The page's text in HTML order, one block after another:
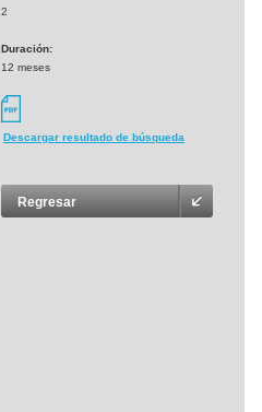
2
Duración:
12 meses
Descargar resultado de búsqueda
Regresar